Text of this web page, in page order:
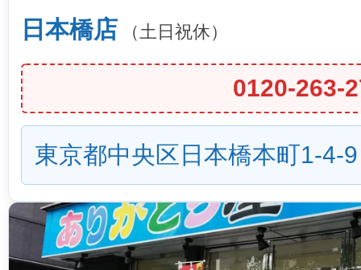
日本橋店 （土日祝休）
0120-263-
東京都中央区日本橋本町1-4-9